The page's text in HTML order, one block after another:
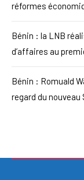
réformes
Bénin : la LNB
d’affaires au
Bénin : Romuald
regard du nouveau